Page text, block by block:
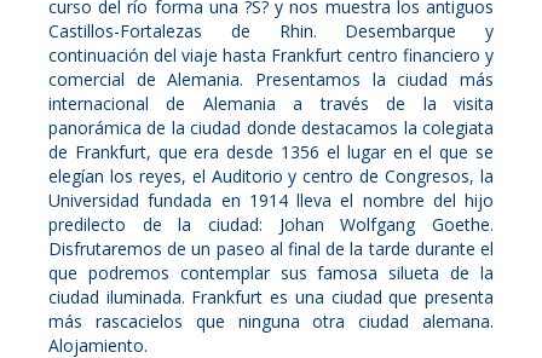
curso del río forma una ?S? y nos muestra los antiguos
Castillos-Fortalezas de Rhin. Desembarque y
continuación del viaje hasta Frankfurt centro financiero y
comercial de Alemania. Presentamos la ciudad más
internacional de Alemania a través de la visita
panorámica de la ciudad donde destacamos la colegiata
de Frankfurt, que era desde 1356 el lugar en el que se
elegían los reyes, el Auditorio y centro de Congresos, la
Universidad fundada en 1914 lleva el nombre del hijo
predilecto de la ciudad: Johan Wolfgang Goethe.
Disfrutaremos de un paseo al final de la tarde durante el
que podremos contemplar sus famosa silueta de la
ciudad iluminada. Frankfurt es una ciudad que presenta
más rascacielos que ninguna otra ciudad alemana.
Alojamiento.